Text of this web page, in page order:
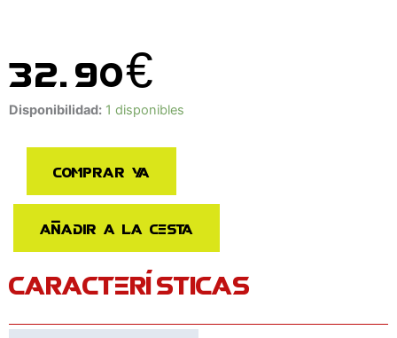
32.90€
Disponibilidad: 1 disponibles
Figura
Son
Blood
Saiyans
Comprar ya
Añadir a la cesta
CARACTERÍSTICAS